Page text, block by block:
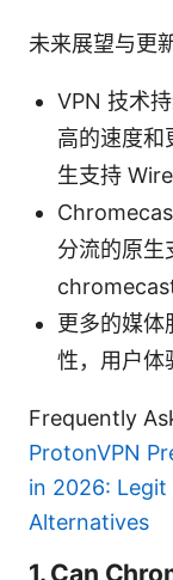
未来展望与更
VPN 技术
高的速度和
生支持
分流的原生
更多的媒体
性，用户体
Frequently
ProtonVPN
in 2026: Legit
Alternatives
1. Can